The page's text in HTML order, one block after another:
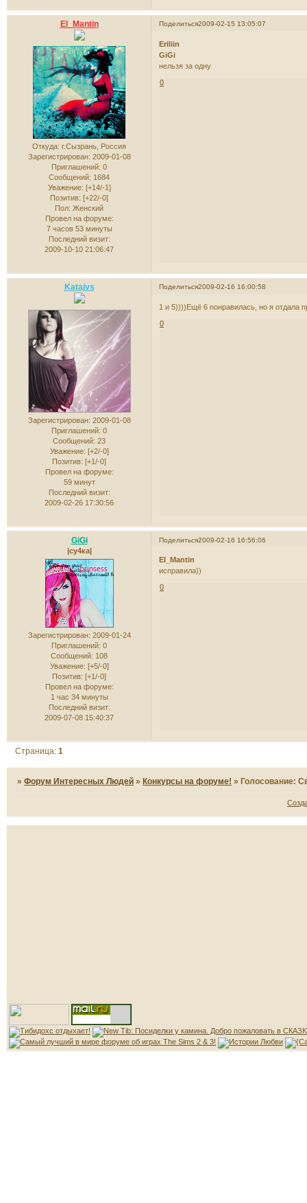
Поделиться2009-02-15 13:05:07
El_Mantin
Откуда: г.Сызрань, Россия
Зарегистрирован: 2009-01-08
Приглашений: 0
Сообщений: 1684
Уважение: [+14/-1]
Позитив: [+22/-0]
Пол: Женский
Провел на форуме:
7 часов 53 минуты
Последний визит:
2009-10-10 21:06:47
Eriliin
GiGi
нельзя за одну
0
Поделиться2009-02-16 16:00:58
Katajvs
Зарегистрирован: 2009-01-08
Приглашений: 0
Сообщений: 23
Уважение: [+2/-0]
Позитив: [+1/-0]
Провел на форуме:
59 минут
Последний визит:
2009-02-26 17:30:56
1 и 5))))Ещё 6 понравилась, но я отдала
0
Поделиться2009-02-16 16:56:06
GiGi
|су4ка|
Зарегистрирован: 2009-01-24
Приглашений: 0
Сообщений: 108
Уважение: [+5/-0]
Позитив: [+1/-0]
Провел на форуме:
1 час 34 минуты
Последний визит:
2009-07-08 15:40:37
El_Mantin
исправила))
0
Страница:1
»Форум Интересных Людей »Конкурсы на форуме! »Голосование: